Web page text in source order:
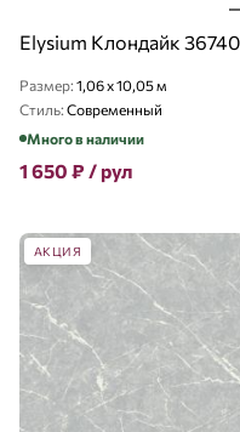
Elysium Клондайк
Размер: 1,06 x 10,05 м
Стиль: Современный
Много в наличии
1 650 ₽ / рул
АКЦИЯ